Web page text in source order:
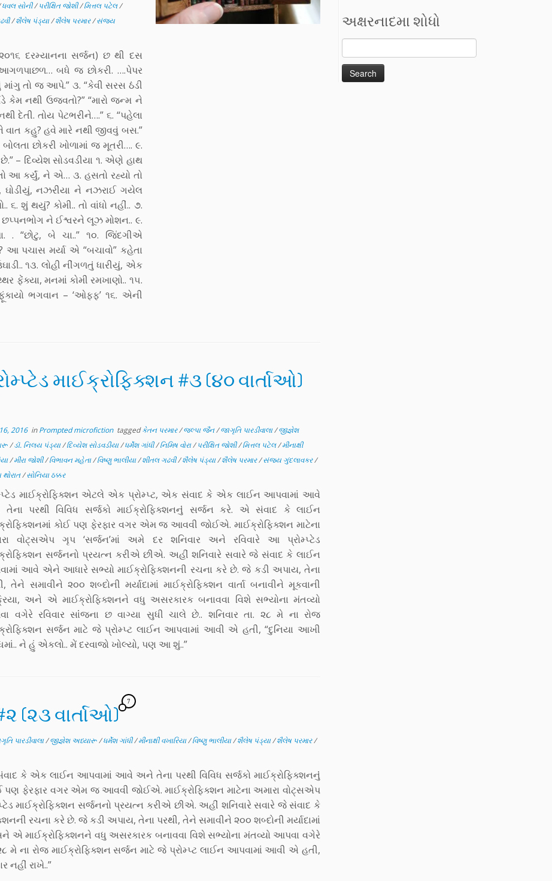
ધવલ સોની/પરીક્ષિત જોશી/મિત્તલ પટેલ/
/શૈલેષ પંડ્યા/શૈલેષ પરમાર/સંજય
દરમ્યાનના સર્જન) છ થી દસ
બધે જ છોકરી. ….પેપર
માંગુ તો જ આપે.” ૩. “કેવી સરસ ઠંડી
નથી ઉજવતો?” “મારો જન્મ ને
દેતી. તોય પેટભરીને….” ૬. “પહેલા
વાત કહુ? હવે મારે નથી જીવવું બસ.”
છોકરી ખોળામાં જ મૂતરી…. ૯.
– દિવ્યેશ સોડવડીયા ૧. એણે હાથ
આ કર્યું, ને એ… ૩. હસતો રહ્યો તો
નઝરીયા ને નઝરાઈ ગયેલ
૬. શું થયું? કોમી.. તો વાંધો નહીં.. ૭.
ને ઈશ્વરને લૂઝ મોશન.. ૯.
. “છોટુ, બે ચા..” ૧૦. જિંદગીએ
આ પચાસ મર્યા એ “બચાવો” કહેતા
૧૩. લોહી નીંગળતું ધારીયું, એક
મનમાં કોમી રમખાણો.. ૧૫.
ભગવાન – ‘ઓફ્ફ’ ૧૬. એની
માઈક્રોફિક્શન #૩ (૪૦ વાર્તાઓ)
2016inPrompted microfiction taggedકેતન પરમાર/જલ્પા જૈન/જાગૃતિ પારડીવાલા/જીજ્ઞેશ
/ડૉ. નિલય પંડ્યા/દિવ્યેશ સોડવડીયા/ધર્મેશ ગાંધી/નિમિષ વોરા/પરીક્ષિત જોશી/મિત્તલ પટેલ/મીનાક્ષી
/મીરા જોશી/વિભાવન મહેતા/વિષ્ણુ ભાલીયા/શીતલ ગઢવી/શૈલેષ પંડ્યા/શૈલેષ પરમાર/સંજય ગુંદલાવકર/
/સોનિયા ઠક્કર
માઈક્રોફિક્શન એટલે એક પ્રોમ્પ્ટ, એક સંવાદ કે એક લાઈન આપવામાં આવે
પરથી વિવિધ સર્જકો માઈક્રોફિક્શનનુંં સર્જન કરે. એ સંવાદ કે લાઈન
કોઈ પણ ફેરફાર વગર એમ જ આવવી જોઈએ. માઈક્રોફિક્શન માટેના
વોટ્સએપ ગૃપ ‘સર્જન’માં અમે દર શનિવાર અને રવિવારે આ પ્રોમ્પ્ટેડ
સર્જનનો પ્રયત્ન કરીએ છીએ. અહીં શનિવારે સવારે જે સંવાદ કે લાઈન
આવે એને આધારે સભ્યો માઈક્રોફિક્શનની રચના કરે છે. જે કડી અપાય, તેના
તેને સમાવીને ૨૦૦ શબ્દોની મર્યાદામાં માઈક્રોફિક્શન વાર્તા બનાવીને મૂકવાની
અને એ માઈક્રોફિક્શનને વધુ અસરકારક બનાવવા વિશે સભ્યોના મંતવ્યો
વગેરે રવિવાર સાંંજના છ વાગ્યા સુધી ચાલે છે.. શનિવાર તા. ૨૮ મે ના રોજ
સર્જન માટે જે પ્રોમ્પ્ટ લાઈન આપવામાં આવી એ હતી, “દુનિયા આખી
ને હું એકલો.. મેં દરવાજો ખોલ્યો, પણ આ શું..”
(૨૩ વાર્તાઓ)
7
પારડીવાલા/જીજ્ઞેશ અધ્યારૂ/ધર્મેશ ગાંધી/મીનાક્ષી વખારિયા/વિષ્ણુ ભાલીયા/શૈલેષ પંડ્યા/શૈલેષ પરમાર/
કે એક લાઈન આપવામાં આવે અને તેના પરથી વિવિધ સર્જકો માઈક્રોફિક્શનનુંં
પણ ફેરફાર વગર એમ જ આવવી જોઈએ. માઈક્રોફિક્શન માટેના અમારા વોટ્સએપ
માઈક્રોફિક્શન સર્જનનો પ્રયત્ન કરીએ છીએ. અહીં શનિવારે સવારે જે સંવાદ કે
રચના કરે છે. જે કડી અપાય, તેના પરથી, તેને સમાવીને ૨૦૦ શબ્દોની મર્યાદામાં
અને એ માઈક્રોફિક્શનને વધુ અસરકારક બનાવવા વિશે સભ્યોના મંતવ્યો આપવા વગેરે
૨૮ મે ના રોજ માઈક્રોફિક્શન સર્જન માટે જે પ્રોમ્પ્ટ લાઈન આપવામાં આવી એ હતી,
નહીં રાખે..”
અક્ષરનાદમા શોધો